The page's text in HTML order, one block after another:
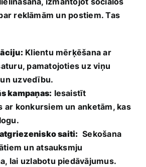
reklāmām un postiem. Tas
Klientu ​mērķēšana ar
pamatojoties uz viņu
uzvedību.
kampaņas: Iesaistīt
ar konkursiem un anketām, kas
saiti: ‍ Sekošana
un ‌atsauksmju
lai uzlabotu piedāvājumus.